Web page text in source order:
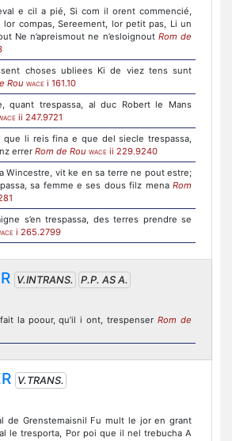
e cil a pié, Si com il orent commencié,
compas, Sereement, lor petit pas, Li un
Ne n’apreismout ne n’esloignout Rom de
choses ubliees Ki de viez tens sunt
Rou WACE i 161.10
quant trespassa, al duc Robert le Mans
ii 247.9721
que li reis fina e que del siecle trespassa,
errer Rom de Rou WACE ii 229.9240
Wincestre, vit ke en sa terre ne pout estre;
sa femme e ses dous filz mena Rom
s’en trespassa, des terres prendre se
i 265.2799
V.INTRANS.
P.P. AS A.
la poour, qu’il i ont, trespenserRom de
V.TRANS.
de Grenstemaisnil Fu mult le jor en grant
le tresporta, Por poi que il nel trebucha A